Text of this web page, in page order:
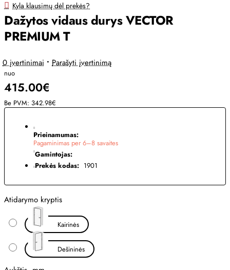
Kyla klausimų dėl prekės?
Dažytos vidaus durys VECTOR
PREMIUM T
0 įvertinimai • Parašyti įvertinimą
nuo
415.00€
Be PVM: 342.98€
Prieinamumas:
Pagaminimas per 6–8 savaites
Gamintojas:
Prekės kodas: 1901
Atidarymo kryptis
Kairinės
Dešininės